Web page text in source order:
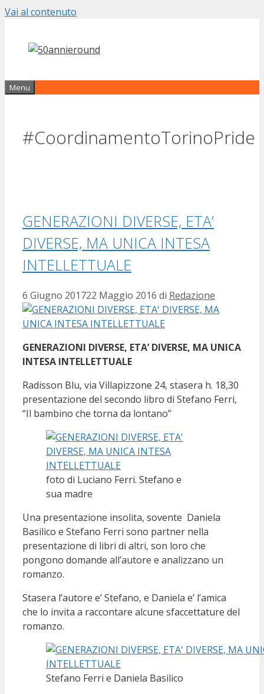
Vai al contenuto
Menu
#CoordinamentoTorinoPride
GENERAZIONI DIVERSE, ETA’
DIVERSE, MA UNICA INTESA
INTELLETTUALE
6 Giugno 201722 Maggio 2016 di Redazione
GENERAZIONI DIVERSE, ETA’ DIVERSE, MA UNICA
INTESA INTELLETTUALE
Radisson Blu, via Villapizzone 24, stasera h. 18,30
presentazione del secondo libro di Stefano Ferri,
“Il bambino che torna da lontano”
foto di Luciano Ferri. Stefano e
sua madre
Una presentazione insolita, sovente Daniela
Basilico e Stefano Ferri sono partner nella
presentazione di libri di altri, son loro che
pongono domande all’autore e analizzano un
romanzo.
Stasera l’autore e’ Stefano, e Daniela e’ l’amica
che lo invita a raccontare alcune sfaccettature del
romanzo.
Stefano Ferri e Daniela Basilico